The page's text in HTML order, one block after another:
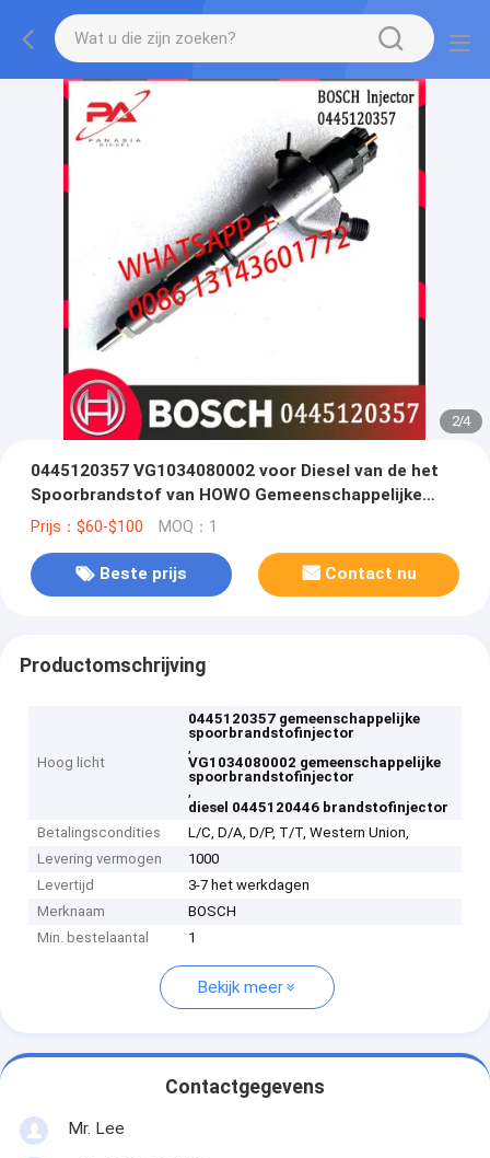
2/4
0445120357 VG1034080002 voor Diesel van de het
Spoorbrandstof van HOWO Gemeenschappelijke
Injecteur 0445120446
Prijs：$60-$100 MOQ：1
Beste prijs Contact nu
Productomschrijving
Hoog licht
0445120357 gemeenschappelijke
spoorbrandstofinjector
,
VG1034080002 gemeenschappelijke
spoorbrandstofinjector
,
diesel 0445120446 brandstofinjector
Betalingscondities
L/C, D/A, D/P, T/T, Western Union,
Levering vermogen
1000
Levertijd
3-7 het werkdagen
Merknaam
BOSCH
Min. bestelaantal
1
Bekijk meer
Contactgegevens
Mr. Lee